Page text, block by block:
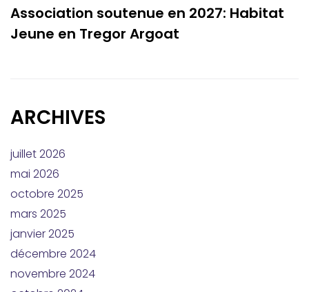
Association soutenue en 2027: Habitat
Jeune en Tregor Argoat
ARCHIVES
juillet 2026
mai 2026
octobre 2025
mars 2025
janvier 2025
décembre 2024
novembre 2024